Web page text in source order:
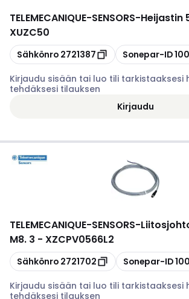
TELEMECANIQUE-SENSORS-Heijastin
XUZC50
Kopioi
Sähkönro 2721387 Kopioi
Sonepar-ID
Kirjaudu sisään tai luo tili tarkistaaksesi
tehdäksesi tilauksen
Kirjaudu
TELEMECANIQUE-SENSORS-
M8. 3 - XZCPV0566L2
Kopioi
Sähkönro 2721702 Kopioi
Sonepar-ID
Kirjaudu sisään tai luo tili tarkistaaksesi
tehdäksesi tilauksen